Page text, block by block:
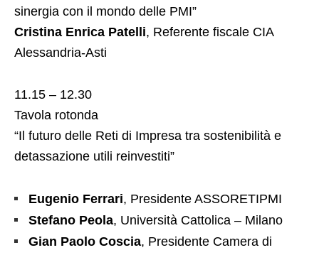
sinergia con il mondo delle PMI”
Cristina Enrica Patelli, Referente fiscale CIA
Alessandria-Asti
11.15 – 12.30
Tavola rotonda
“Il futuro delle Reti di Impresa tra sostenibilità e
detassazione utili reinvestiti”
Eugenio Ferrari, Presidente ASSORETIPMI
Stefano Peola, Università Cattolica – Milano
Gian Paolo Coscia, Presidente Camera di